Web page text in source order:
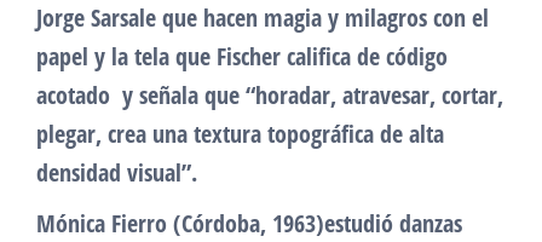
Jorge Sarsale que hacen magia y milagros con el
papel y la tela que Fischer califica de código
acotado y señala que “horadar, atravesar, cortar,
plegar, crea una textura topográfica de alta
densidad visual”.
Mónica Fierro (Córdoba, 1963)estudió danzas